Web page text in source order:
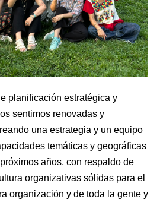
planificación estratégica y
sentimos renovadas y
una estrategia y un equipo
temáticas y geográficas
años, con respaldo de
organizativas sólidas para el
organización y de toda la gente y